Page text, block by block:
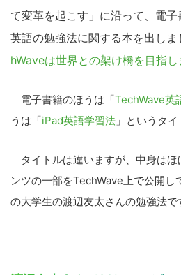
て変革を起こす」に沿って、電
英語の勉強法に関する本を出しま
hWaveは世界との架け橋を目指
電子書籍のほうは「TechWave英
うは「iPad英語学習法 」というタ
タイトルは違いますが、中身はほ
ンツの一部をTechWave上で公開
の大学生の渡辺友太さんの勉強法で
VR/AR
特集
Block Data Bank